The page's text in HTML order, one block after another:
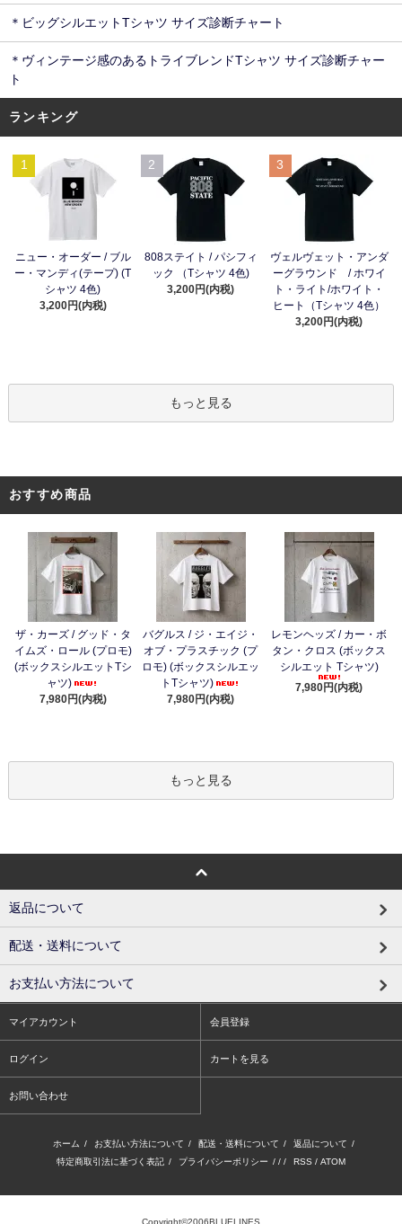
＊ビッグシルエットTシャツ サイズ診断チャート
＊ヴィンテージ感のあるトライブレンドTシャツ サイズ診断チャー
ト
ランキング
1
ニュー・オーダー / ブル
ー・マンディ(テープ) (T
シャツ 4色)
3,200円(内税)
2
808ステイト / パシフィ
ック （Tシャツ 4色)
3,200円(内税)
3
ヴェルヴェット・アンダ
ーグラウンド / ホワイ
ト・ライト/ホワイト・
ヒート（Tシャツ 4色）
3,200円(内税)
もっと見る
おすすめ商品
ザ・カーズ / グッド・タ
イムズ・ロール (プロモ)
(ボックスシルエットTシ
ャツ)
7,980円(内税)
バグルス / ジ・エイジ・
オブ・プラスチック (プ
ロモ) (ボックスシルエッ
トTシャツ)
7,980円(内税)
レモンヘッズ / カー・ボ
タン・クロス (ボックス
シルエット Tシャツ)
7,980円(内税)
もっと見る
返品について
配送・送料について
お支払い方法について
マイアカウント 会員登録
ログイン カートを見る
お問い合わせ
ホーム / お支払い方法について / 配送・送料について / 返品について /
特定商取引法に基づく表記 / プライバシーポリシー / / / RSS / ATOM
Copyright©2006BLUELINES